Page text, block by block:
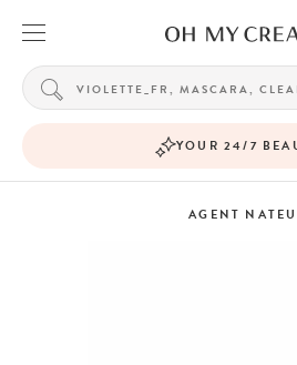
YOUR 24/7
AGENT